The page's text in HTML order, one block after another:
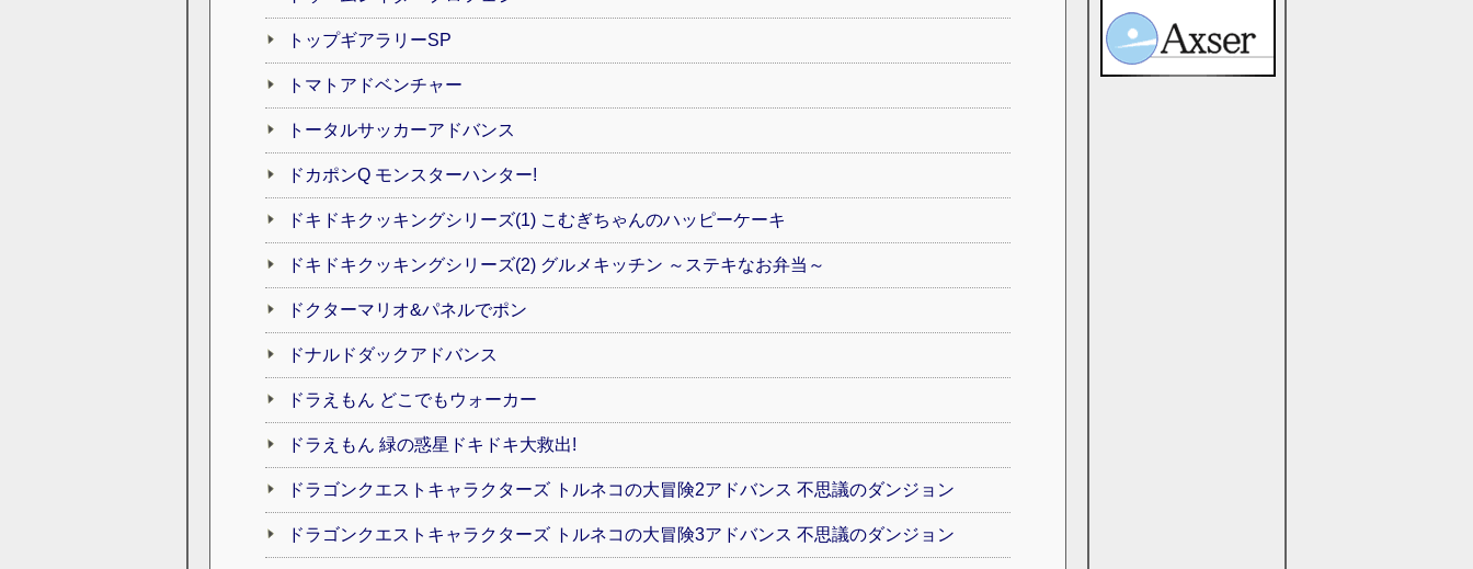
トップギアラリーSP
トマトアドベンチャー
トータルサッカーアドバンス
ドカポンQ モンスターハンター!
ドキドキクッキングシリーズ(1) こむぎちゃんのハッピーケーキ
ドキドキクッキングシリーズ(2) グルメキッチン ～ステキなお弁当～
ドクターマリオ&パネルでポン
ドナルドダックアドバンス
ドラえもん どこでもウォーカー
ドラえもん 緑の惑星ドキドキ大救出!
ドラゴンクエストキャラクターズ トルネコの大冒険2アドバンス 不思議のダンジョン
ドラゴンクエストキャラクターズ トルネコの大冒険3アドバンス 不思議のダンジョン